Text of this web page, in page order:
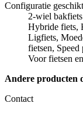
Configuratie
2-wiel
Hybride fiets,
Ligfiets,
fietsen, Speed
Voor fietsen
Andere producten
Contact